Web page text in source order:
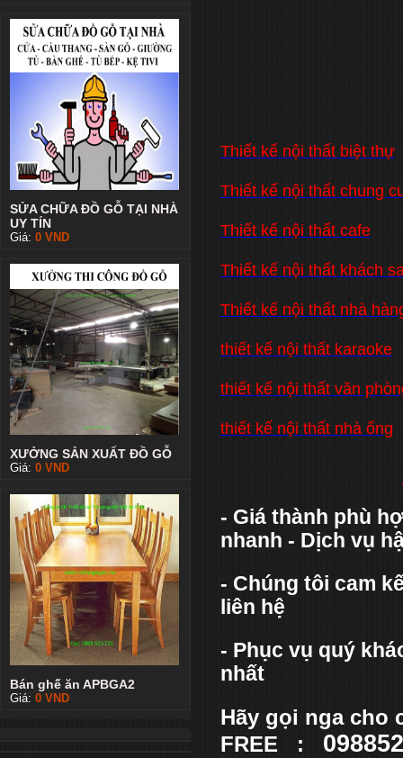
SỬA CHỮA ĐỒ GỖ TẠI NHÀ
UY TÍN
Giá: 0 VND
XƯỞNG SẢN XUẤT ĐỒ GỖ
Giá: 0 VND
Bán ghế ăn APBGA2
Giá: 0 VND
Thiết kế nội thất biệt thự
Thiết kế nội thất chung
Thiết kế nội thất cafe
Thiết kế nội thất khách
Thiết kế nội thất nhà
thiết kế nội thất karaoke
thiết kế nội thất văn
thiết kế nội thất nhà ống
- Giá thành phù
nhanh - Dịch vụ
- Chúng tôi cam
liên hệ
- Phục vụ quý
nhất
Hãy gọi nga cho
FREE :